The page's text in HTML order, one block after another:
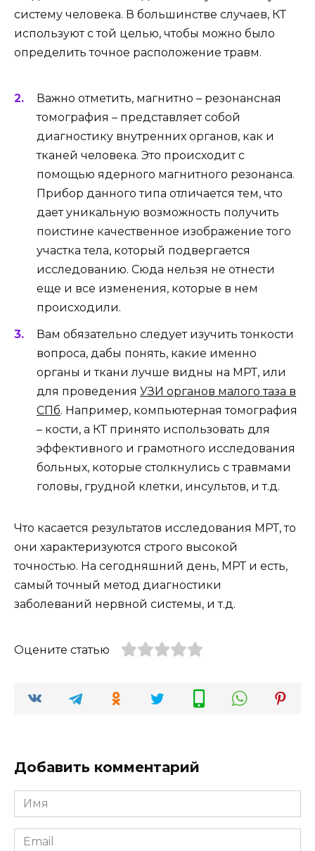
систему человека. В большинстве случаев, КТ
используют с той целью, чтобы можно было
определить точное расположение травм.
Важно отметить, магнитно – резонансная
томография – представляет собой
диагностику внутренних органов, как и
тканей человека. Это происходит с
помощью ядерного магнитного резонанса.
Прибор данного типа отличается тем, что
дает уникальную возможность получить
поистине качественное изображение того
участка тела, который подвергается
исследованию. Сюда нельзя не отнести
еще и все изменения, которые в нем
происходили.
Вам обязательно следует изучить тонкости
вопроса, дабы понять, какие именно
органы и ткани лучше видны на МРТ, или
для проведения УЗИ органов малого таза в
СПб. Например, компьютерная томография
– кости, а КТ принято использовать для
эффективного и грамотного исследования
больных, которые столкнулись с травмами
головы, грудной клетки, инсультов, и т.д.
Что касается результатов исследования МРТ, то
они характеризуются строго высокой
точностью. На сегодняшний день, МРТ и есть,
самый точный метод диагностики
заболеваний нервной системы, и т.д.
Оцените статью
Добавить комментарий
Имя
*
Email